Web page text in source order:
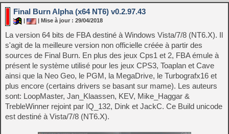
Final Burn Alpha (x64 NT6) v0.2.97.43
| Mise à jour : 29/04/2018
La version 64 bits de FBA destiné à Windows Vista/7/8 (NT6.X). Il
s'agit de la meilleure version non officielle créée à partir des
sources de Final Burn. En plus des jeux Cps1 et 2, FBA émule à
présent le système utilisé pour les jeux CPS3, Toaplan et Cave
ainsi que la Neo Geo, le PGM, la MegaDrive, le Turbografx16 et
plus encore (certains drivers se basant sur mame). Les auteurs
sont: LoopMaster, Jan_Klaassen, KEV, Mike_Haggar &
TrebleWinner rejoint par IQ_132, Dink et JackC. Ce Build unicode
est destiné à Vista/7/8 (NT6.X).